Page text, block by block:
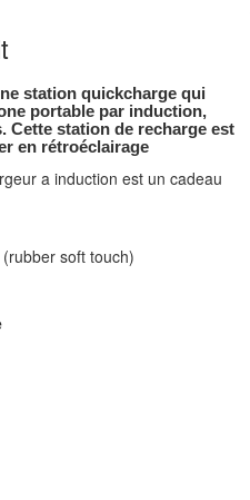
station quickcharge qui
portable par induction,
Cette station de recharge est
en rétroéclairage
a induction est un cadeau
(rubber soft touch)